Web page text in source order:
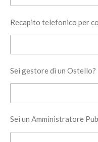
Recapito telefonico per
Sei gestore di un Ostello?
Sei un Amministratore